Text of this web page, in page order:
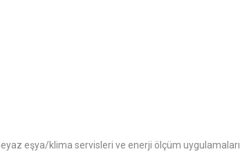
eşya/klima servisleri ve enerji ölçüm uygulamaları.